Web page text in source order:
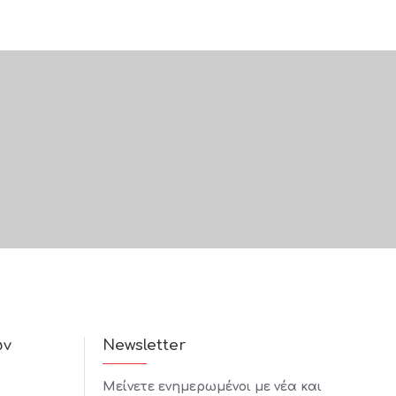
Newsletter
Μείνετε ενημερωμένοι με νέα και